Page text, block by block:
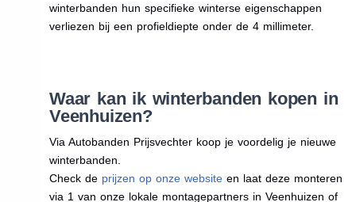
winterbanden hun specifieke winterse eigenschappen
verliezen bij een profieldiepte onder de 4 millimeter.
Waar kan ik winterbanden kopen in
Veenhuizen?
Via Autobanden Prijsvechter koop je voordelig je nieuwe
winterbanden.
Check de prijzen op onze websiteen laat deze monteren
via 1 van onze lokale montagepartners in Veenhuizen of